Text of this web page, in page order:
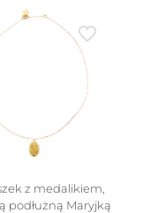
z medalikiem,
podłużną Maryjką